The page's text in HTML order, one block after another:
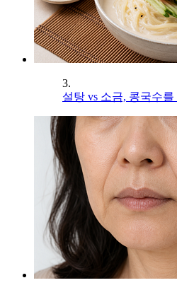
3.
설탕 vs 소금, 콩국수